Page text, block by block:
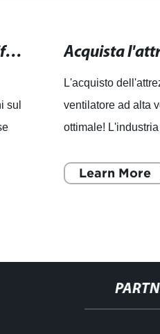
Apparecchiature per motori trifase: Guida all'acquisto e confronto delle migliori opzioni sul mercato
sul
L'acquisto
ventilatore ad alta
ottimale!
di
Learn More